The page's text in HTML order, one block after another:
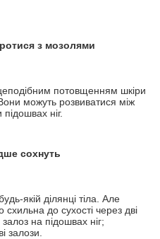
з мозолями
потовщенням шкіри
можуть розвиватися між
ніг.
сохнуть
якій ділянці тіла. Але
до сухості через дві
на підошвах ніг;
залози.